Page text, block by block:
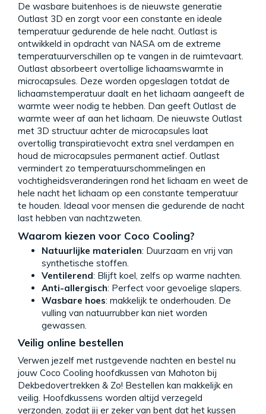
De wasbare buitenhoes is de nieuwste generatie
Outlast 3D en zorgt voor een constante en ideale
temperatuur gedurende de hele nacht. Outlast is
ontwikkeld in opdracht van NASA om de extreme
temperatuurverschillen op te vangen in de ruimtevaart.
Outlast absorbeert overtollige lichaamswarmte in
microcapsules. Deze worden opgeslagen totdat de
lichaamstemperatuur daalt en het lichaam aangeeft de
warmte weer nodig te hebben. Dan geeft Outlast de
warmte weer af aan het lichaam. De nieuwste Outlast
met 3D structuur achter de microcapsules laat
overtollig transpiratievocht extra snel verdampen en
houd de microcapsules permanent actief. Outlast
vermindert zo temperatuurschommelingen en
vochtigheidsveranderingen rond het lichaam en weet de
hele nacht het lichaam op een constante temperatuur
te houden. Ideaal voor mensen die gedurende de nacht
last hebben van nachtzweten.
Waarom kiezen voor Coco Cooling?
Natuurlijke materialen: Duurzaam en vrij van
synthetische stoffen.
Ventilerend: Blijft koel, zelfs op warme nachten.
Anti-allergisch: Perfect voor gevoelige slapers.
Wasbare hoes: makkelijk te onderhouden. De
vulling van natuurrubber kan niet worden
gewassen.
Veilig online bestellen
Verwen jezelf met rustgevende nachten en bestel nu
jouw Coco Cooling hoofdkussen van Mahoton bij
Dekbedovertrekken & Zo! Bestellen kan makkelijk en
veilig. Hoofdkussens worden altijd verzegeld
verzonden, zodat jij er zeker van bent dat het kussen